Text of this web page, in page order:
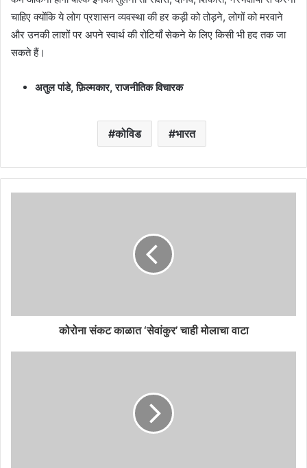
चाहिए क्योंकि ये लोग प्रशासन व्यवस्था की हर कड़ी को तोड़ने, लोगों को मरवाने
और उनकी लाशों पर अपने स्वार्थ की रोटियाँ सेकने के लिए किसी भी हद तक जा
सकते हैं।
अतुल पांडे,फ़िल्मकार,राजनीतिक विचारक
कोविड भारत
कोरोना संकट काळात ‘सेवांकुर’ चाही मोलाचा वाटा